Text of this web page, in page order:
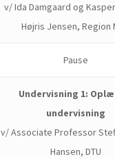
v/ Ida Damgaard og
Højris Jensen, Region
Pause
Undervisning 1:
undervisning
v/ Associate Professor
Hansen, DTU